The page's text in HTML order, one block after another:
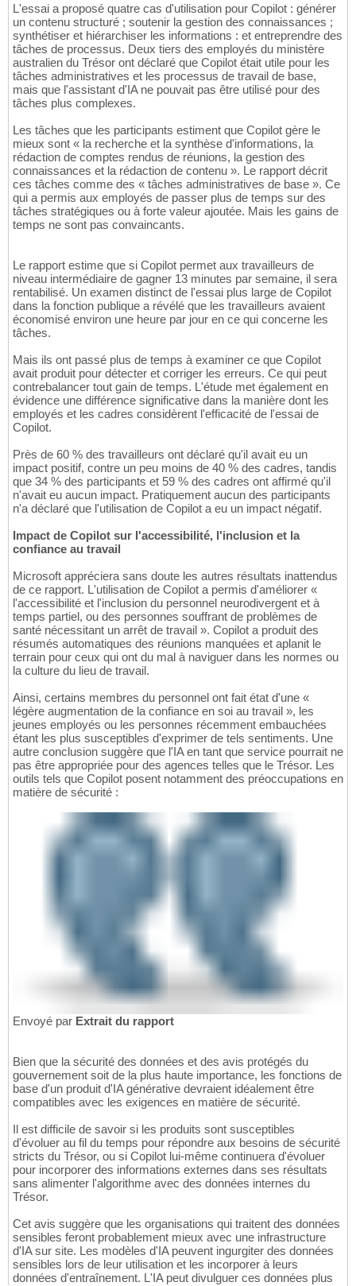
L'essai a proposé quatre cas d'utilisation pour Copilot : générer
un contenu structuré ; soutenir la gestion des connaissances ;
synthétiser et hiérarchiser les informations : et entreprendre des
tâches de processus. Deux tiers des employés du ministère
australien du Trésor ont déclaré que Copilot était utile pour les
tâches administratives et les processus de travail de base,
mais que l'assistant d'IA ne pouvait pas être utilisé pour des
tâches plus complexes.
Les tâches que les participants estiment que Copilot gère le
mieux sont « la recherche et la synthèse d'informations, la
rédaction de comptes rendus de réunions, la gestion des
connaissances et la rédaction de contenu ». Le rapport décrit
ces tâches comme des « tâches administratives de base ». Ce
qui a permis aux employés de passer plus de temps sur des
tâches stratégiques ou à forte valeur ajoutée. Mais les gains de
temps ne sont pas convaincants.
Le rapport estime que si Copilot permet aux travailleurs de
niveau intermédiaire de gagner 13 minutes par semaine, il sera
rentabilisé. Un examen distinct de l'essai plus large de Copilot
dans la fonction publique a révélé que les travailleurs avaient
économisé environ une heure par jour en ce qui concerne les
tâches.
Mais ils ont passé plus de temps à examiner ce que Copilot
avait produit pour détecter et corriger les erreurs. Ce qui peut
contrebalancer tout gain de temps. L'étude met également en
évidence une différence significative dans la manière dont les
employés et les cadres considèrent l'efficacité de l'essai de
Copilot.
Près de 60 % des travailleurs ont déclaré qu'il avait eu un
impact positif, contre un peu moins de 40 % des cadres, tandis
que 34 % des participants et 59 % des cadres ont affirmé qu'il
n'avait eu aucun impact. Pratiquement aucun des participants
n'a déclaré que l'utilisation de Copilot a eu un impact négatif.
Impact de Copilot sur l'accessibilité, l'inclusion et la
confiance au travail
Microsoft appréciera sans doute les autres résultats inattendus
de ce rapport. L'utilisation de Copilot a permis d'améliorer «
l'accessibilité et l'inclusion du personnel neurodivergent et à
temps partiel, ou des personnes souffrant de problèmes de
santé nécessitant un arrêt de travail ». Copilot a produit des
résumés automatiques des réunions manquées et aplanit le
terrain pour ceux qui ont du mal à naviguer dans les normes ou
la culture du lieu de travail.
Ainsi, certains membres du personnel ont fait état d'une «
légère augmentation de la confiance en soi au travail », les
jeunes employés ou les personnes récemment embauchées
étant les plus susceptibles d'exprimer de tels sentiments. Une
autre conclusion suggère que l'IA en tant que service pourrait ne
pas être appropriée pour des agences telles que le Trésor. Les
outils tels que Copilot posent notamment des préoccupations en
matière de sécurité :
Envoyé par Extrait du rapport
Bien que la sécurité des données et des avis protégés du
gouvernement soit de la plus haute importance, les fonctions de
base d'un produit d'IA générative devraient idéalement être
compatibles avec les exigences en matière de sécurité.
Il est difficile de savoir si les produits sont susceptibles
d'évoluer au fil du temps pour répondre aux besoins de sécurité
stricts du Trésor, ou si Copilot lui-même continuera d'évoluer
pour incorporer des informations externes dans ses résultats
sans alimenter l'algorithme avec des données internes du
Trésor.
Cet avis suggère que les organisations qui traitent des données
sensibles feront probablement mieux avec une infrastructure
d'IA sur site. Les modèles d'IA peuvent ingurgiter des données
sensibles lors de leur utilisation et les incorporer à leurs
données d'entraînement. L'IA peut divulguer ces données plus